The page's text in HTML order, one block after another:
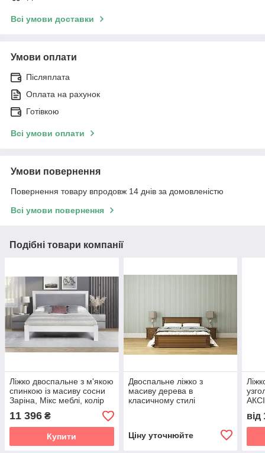
Всі умови доставки
Умови оплати
Післяплата
Оплата на рахунок
Готівкою
Всі умови оплати
Умови повернення
Повернення товару впродовж 14 днів за домовленістю
Всі умови повернення
Подібні товари компанії
Ліжко двоспальне з м'якою
спинкою із масиву сосни
Заріна, Мікс меблі, колір
білий
11 396 ₴
Купити
Двоспальне ліжко з
масиву дерева в
класичному стилі
Ціну уточнюйте
від